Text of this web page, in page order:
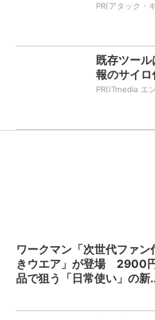
PR(アタック・
既存ツー
報のサイロ
PR(ITmedia エ
ワークマン「次世代ファン
きウエア」が登場 2900
品で狙う「日常使い」の新